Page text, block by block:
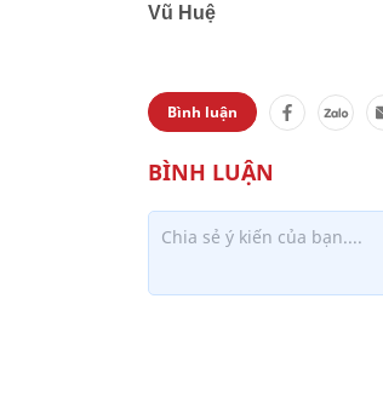
Vũ Huệ
Bình luận